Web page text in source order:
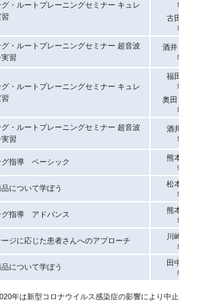
・ルートプレーニングセミナー キュレ
先生
古田 綾子
先生
グ・ルートプレーニングセミナー 超音波
習
酒井 みゆ
先生
・ルートプレーニングセミナー キュレ
福田 夏子
先生
奥田 多鶴
先生
グ・ルートプレーニングセミナー 超音波
習
酒井 裕也
先生
グ指導 ベーシック 熊本 宏美
先生
について学ぼう 松本 智子
先生
グ指導 アドバンス 熊本 宏美
先生
ジに応じた患者さんへのアプローチ 川崎 律子
先生
について学ぼう 田中 玲衣
先生
年は新型コロナウイルス感染症の影響により中止